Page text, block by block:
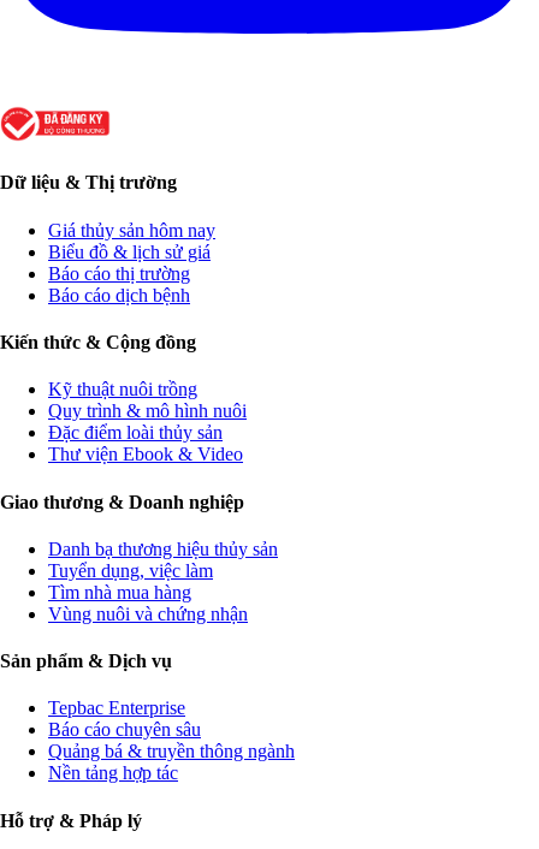
Dữ liệu & Thị trường
Giá thủy sản hôm nay
Biểu đồ & lịch sử giá
Báo cáo thị trường
Báo cáo dịch bệnh
Kiến thức & Cộng đồng
Kỹ thuật nuôi trồng
Quy trình & mô hình nuôi
Đặc điểm loài thủy sản
Thư viện Ebook & Video
Giao thương & Doanh nghiệp
Danh bạ thương hiệu thủy sản
Tuyển dụng, việc làm
Tìm nhà mua hàng
Vùng nuôi và chứng nhận
Sản phẩm & Dịch vụ
Tepbac Enterprise
Báo cáo chuyên sâu
Quảng bá & truyền thông ngành
Nền tảng hợp tác
Hỗ trợ & Pháp lý